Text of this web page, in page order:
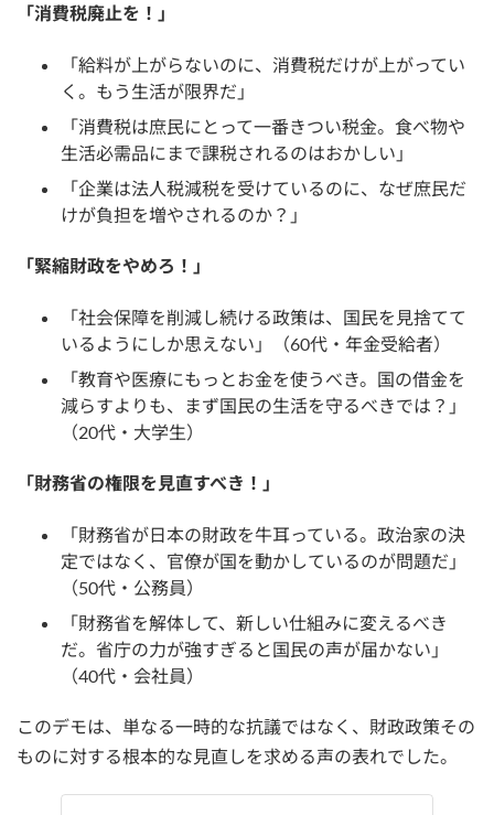
「消費税廃止を！」
「給料が上がらないのに、消費税だけが上がってい
く。もう生活が限界だ」
「消費税は庶民にとって一番きつい税金。食べ物や
生活必需品にまで課税されるのはおかしい」
「企業は法人税減税を受けているのに、なぜ庶民だ
けが負担を増やされるのか？」
「緊縮財政をやめろ！」
「社会保障を削減し続ける政策は、国民を見捨てて
いるようにしか思えない」（60代・年金受給者）
「教育や医療にもっとお金を使うべき。国の借金を
減らすよりも、まず国民の生活を守るべきでは？」
（20代・大学生）
「財務省の権限を見直すべき！」
「財務省が日本の財政を牛耳っている。政治家の決
定ではなく、官僚が国を動かしているのが問題だ」
（50代・公務員）
「財務省を解体して、新しい仕組みに変えるべき
だ。省庁の力が強すぎると国民の声が届かない」
（40代・会社員）
このデモは、単なる一時的な抗議ではなく、財政政策その
ものに対する根本的な見直しを求める声の表れでした。